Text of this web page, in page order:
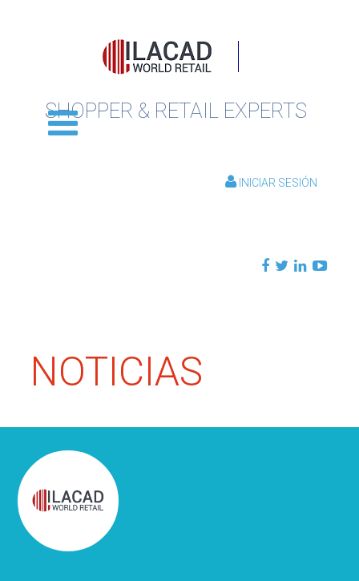
SHOPPER & RETAIL EXPERTS
INICIAR SESIÓN
NOTICIAS